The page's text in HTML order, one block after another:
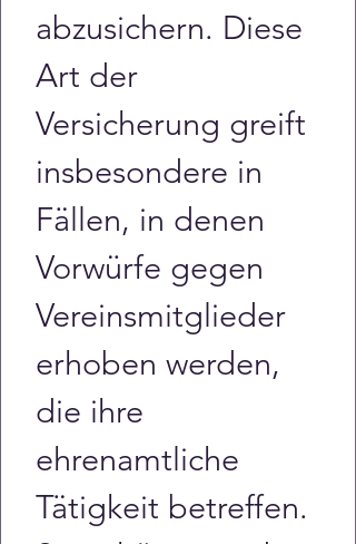
abzusichern. Diese
Art der
Versicherung greift
insbesondere in
Fällen, in denen
Vorwürfe gegen
Vereinsmitglieder
erhoben werden,
die ihre
ehrenamtliche
Tätigkeit betreffen.